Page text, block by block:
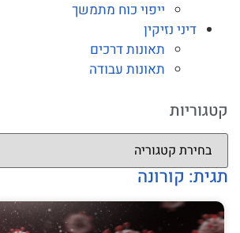
ייפוי כוח מתמשך
דיני נזיקין
תאונות דרכים
תאונות עבודה
קטגוריות
תגית: קורונה